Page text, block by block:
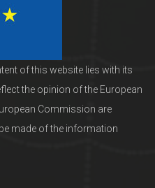
of this website lies with its
the opinion of the European
Commission are
made of the information